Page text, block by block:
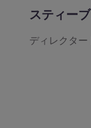
スティー
ディレクタ